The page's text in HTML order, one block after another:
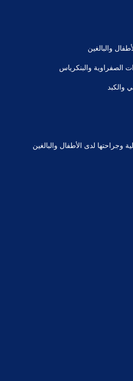
والبالغين
الصفراوية والبنكرياس
والكبد
وجراحتها لدى الأطفال والبالغين